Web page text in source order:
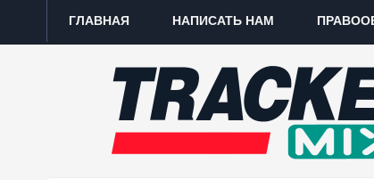
ГЛАВНАЯ НАПИСАТЬ НАМ